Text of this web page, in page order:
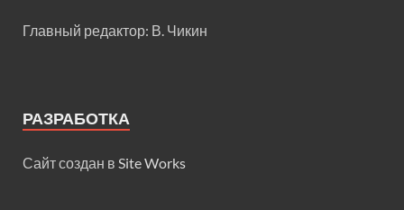
Главный редактор: В. Чикин
РАЗРАБОТКА
Сайт создан в Site Works